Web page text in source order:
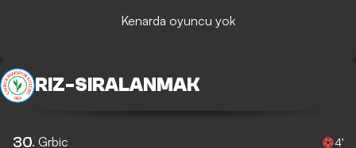
Kenarda oyuncu yok
RIZ-SIRALANMAK
30I. Grbic 4’